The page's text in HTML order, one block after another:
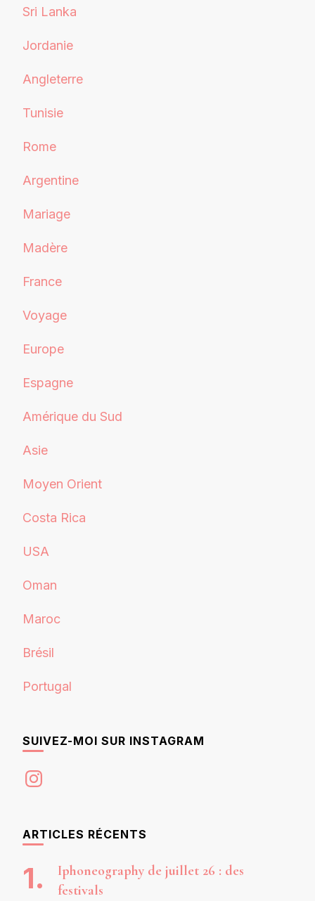
Sri Lanka
Jordanie
Angleterre
Tunisie
Rome
Argentine
Mariage
Madère
France
Voyage
Europe
Espagne
Amérique du Sud
Asie
Moyen Orient
Costa Rica
USA
Oman
Maroc
Brésil
Portugal
SUIVEZ-MOI SUR INSTAGRAM
Instagram
ARTICLES RÉCENTS
Iphoneography de juillet 26 : des
festivals